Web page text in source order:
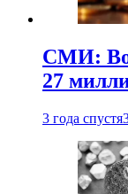
СМИ: Во
27
3 года спустя